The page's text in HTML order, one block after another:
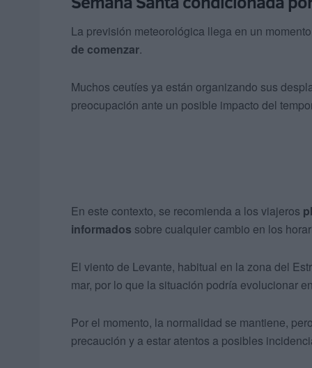
La previsión meteorológica llega en un
de comenzar.
Muchos ceutíes ya están organizando sus
preocupación ante un posible impacto del
En este contexto, se recomienda a los viajeros
informados sobre cualquier cambio en los
El viento de Levante, habitual en la zona del
mar, por lo que la situación podría evolucionar
Por el momento, la normalidad se mantiene,
precaución y a estar atentos a posibles